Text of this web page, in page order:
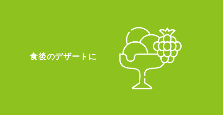
食後のデザートに